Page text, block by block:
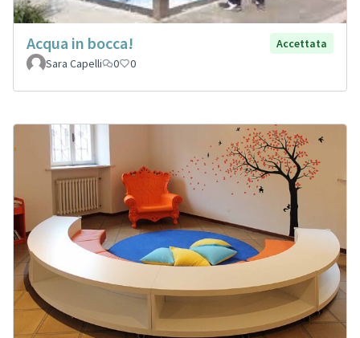
Acqua in bocca!
Accettata
Sara Capelli
0 0